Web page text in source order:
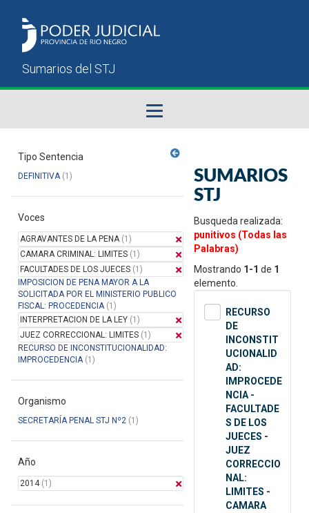
Sumarios del STJ
Manual del Usuario
Tipo Sentencia
DEFINITIVA(1)
Voces
AGRAVANTES DE LA PENA(1)
CAMARA CRIMINAL: LIMITES (1)
FACULTADES DE LOS JUECES (1)
IMPOSICION DE PENA MAYOR A LA
SOLICITADA POR EL MINISTERIO PUBLICO
FISCAL: PROCEDENCIA(1)
INTERPRETACION DE LA LEY (1)
JUEZ CORRECCIONAL: LIMITES (1)
RECURSO DE INCONSTITUCIONALIDAD:
IMPROCEDENCIA(1)
Organismo
SECRETARÍA PENAL STJ Nº2 (1)
Año
2014(1)
SUMARIOS
STJ
Busqueda realizada:
punitivos (Todas las
Palabras)
Mostrando 1-1 de 1
elemento.
RECURSO
DE
INCONSTIT
UCIONALID
AD:
IMPROCEDE
NCIA -
FACULTADE
S DE LOS
JUECES -
JUEZ
CORRECCIO
NAL:
LIMITES -
CAMARA